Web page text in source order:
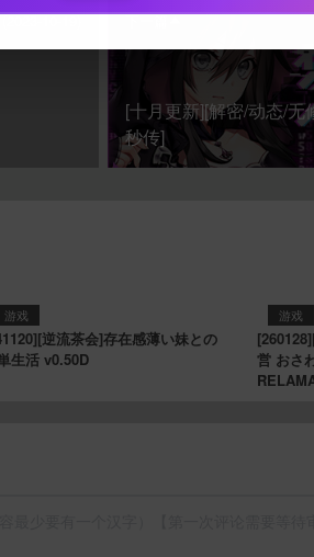
10-19) 下一篇
[十月更新][解密/动态/无
秒传]
游戏
逆流茶会]存在感薄い妹との
生活 v0.50D
游戏
営 おさ